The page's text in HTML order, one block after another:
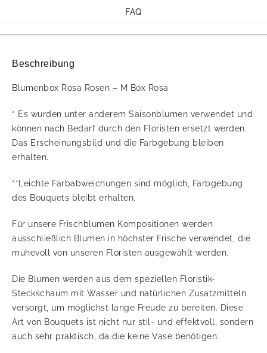
FAQ
Beschreibung
Blumenbox Rosa Rosen – M Box Rosa
* Es wurden unter anderem Saisonblumen verwendet und
können nach Bedarf durch den Floristen ersetzt werden.
Das Erscheinungsbild und die Farbgebung bleiben
erhalten.
**Leichte Farbabweichungen sind möglich, Farbgebung
des Bouquets bleibt erhalten.
Für unsere Frischblumen Kompositionen werden
ausschließlich Blumen in höchster Frische verwendet, die
mühevoll von unseren Floristen ausgewählt werden.
Die Blumen werden aus dem speziellen Floristik-
Steckschaum mit Wasser und natürlichen Zusatzmitteln
versorgt, um möglichst lange Freude zu bereiten. Diese
Art von Bouquets ist nicht nur stil- und effektvoll, sondern
auch sehr praktisch, da die keine Vase benötigen.